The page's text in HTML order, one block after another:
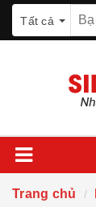
Tất cả
Trang chủ